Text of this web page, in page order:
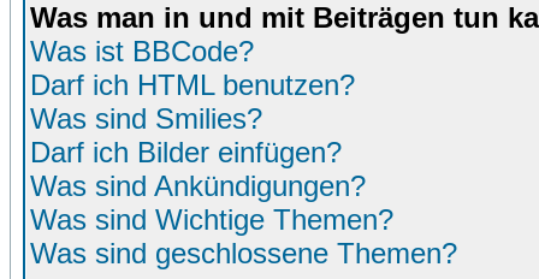
Was man in und mit Beiträgen tun
Was ist BBCode?
Darf ich HTML benutzen?
Was sind Smilies?
Darf ich Bilder einfügen?
Was sind Ankündigungen?
Was sind Wichtige Themen?
Was sind geschlossene Themen?